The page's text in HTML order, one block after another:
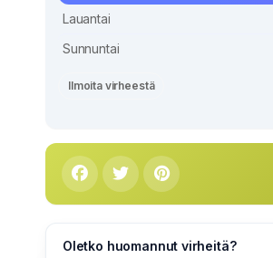
Lauantai
Sunnuntai
Ilmoita virheestä
Oletko huomannut virheitä?